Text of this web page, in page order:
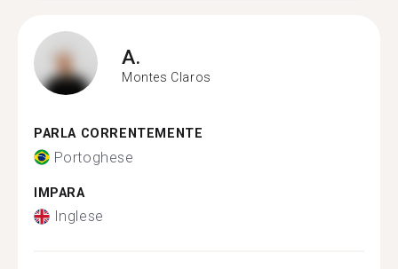
A.
Montes Claros
PARLA CORRENTEMENTE
Portoghese
IMPARA
Inglese